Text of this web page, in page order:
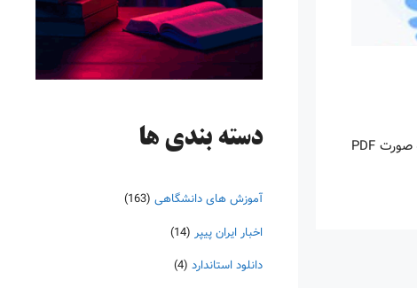
اینروزها خرید PDF کتاب‎های خارجی بسیار رواج یافته است. با آنکه نسخه‌های ترجمه شده بسیار زیادی از کتاب‌ها چه به صورت چاپی و چه به صورت PDF
دسته‌ بندی ها
آموزش های دانشگاهی (163)
اخبار ایران پیپر (14)
دانلود استاندارد (4)